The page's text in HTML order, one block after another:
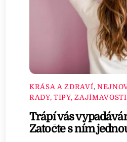
KRÁSA A ZDRAVÍ,
RADY, TIPY, ZAJÍMAVOSTI
Trápí vás
Zatočte s ním